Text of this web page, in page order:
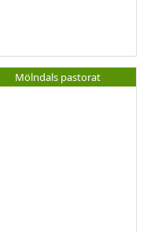
Mölndals pastorat